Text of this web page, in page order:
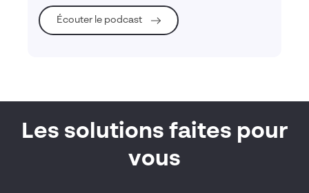
Écouter le podcast
Les solutions faites pour
vous